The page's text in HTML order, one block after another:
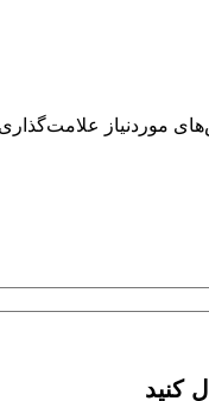
موردنیاز
کنید